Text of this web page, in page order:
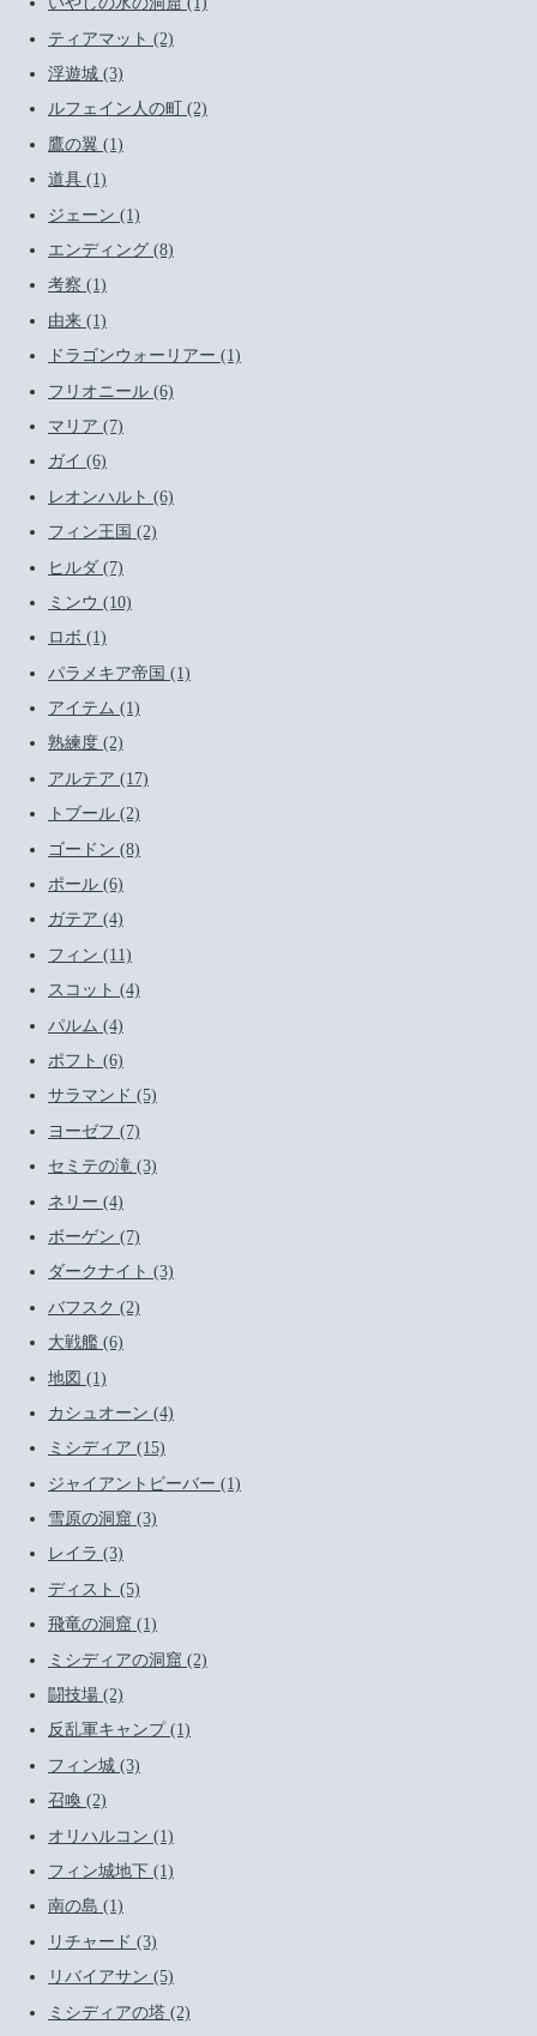
ティアマット (2)
浮遊城 (3)
ルフェイン人の町 (2)
鷹の翼 (1)
道具 (1)
ジェーン (1)
エンディング (8)
考察 (1)
由来 (1)
ドラゴンウォーリアー (1)
フリオニール (6)
マリア (7)
ガイ (6)
レオンハルト (6)
フィン王国 (2)
ヒルダ (7)
ミンウ (10)
ロボ (1)
パラメキア帝国 (1)
アイテム (1)
熟練度 (2)
アルテア (17)
トブール (2)
ゴードン (8)
ポール (6)
ガテア (4)
フィン (11)
スコット (4)
パルム (4)
ポフト (6)
サラマンド (5)
ヨーゼフ (7)
セミテの滝 (3)
ネリー (4)
ボーゲン (7)
ダークナイト (3)
バフスク (2)
大戦艦 (6)
地図 (1)
カシュオーン (4)
ミシディア (15)
ジャイアントビーバー (1)
雪原の洞窟 (3)
レイラ (3)
ディスト (5)
飛竜の洞窟 (1)
ミシディアの洞窟 (2)
闘技場 (2)
反乱軍キャンプ (1)
フィン城 (3)
召喚 (2)
オリハルコン (1)
フィン城地下 (1)
南の島 (1)
リチャード (3)
リバイアサン (5)
ミシディアの塔 (2)